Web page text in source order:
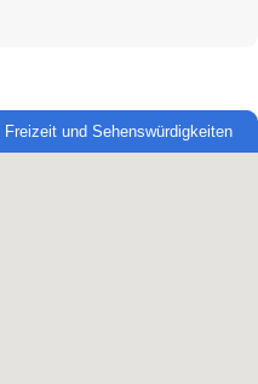
Freizeit und Sehenswürdigkeiten